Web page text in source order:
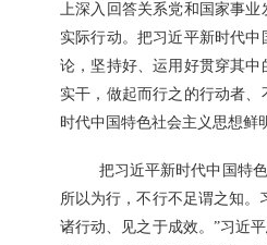
上深入回答关系党和国家事
实际行动。把习近平新时代
论，坚持好、运用好贯穿其
实干，做起而行之的行动者
时代中国特色社会主义思想鲜
把习近平新时代中国特
所以为行，不行不足谓之知
诸行动、见之于成效。”习近